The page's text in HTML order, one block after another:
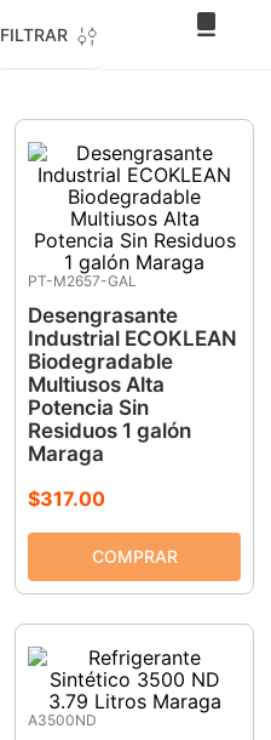
FILTRAR
PT-M2657-GAL
Desengrasante
Industrial ECOKLEAN
Biodegradable
Multiusos Alta
Potencia Sin
Residuos 1 galón
Maraga
$317.00
A3500ND
sierra sable
ke500
sierra cinta
esmeriladora